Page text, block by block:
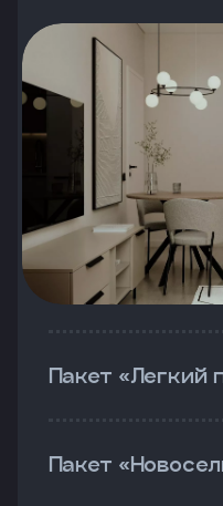
Пакет «Легкий
Пакет